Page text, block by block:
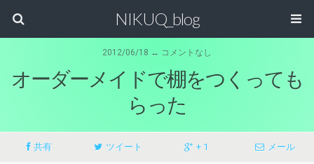
NIKUQ_blog
2012/06/18 ↔ コメントなし
オーダーメイドで棚をつくっても
らった
共有 ツイート + 1 メール